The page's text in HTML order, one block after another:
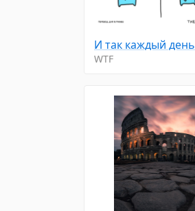
И так каждый день
WTF